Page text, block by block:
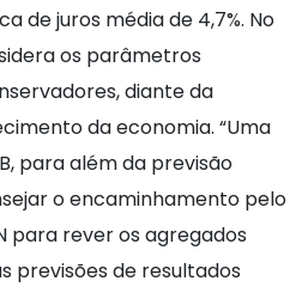
de juros média de 4,7%. No
os parâmetros
diante da
da economia. “Uma
para além da previsão
o encaminhamento pelo
para rever os agregados
previsões de resultados